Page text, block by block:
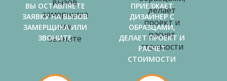
ВЫ ОСТАВЛЯЕТЕ
ЗАЯВКУ НА ВЫЗОВ
ЗАМЕРЩИКА ИЛИ
ЗВОНИТЕ
ПРИЕЗЖАЕТ
ДИЗАЙНЕР С
ОБРАЗЦАМИ,
ДЕЛАЕТ ПРОЕКТ И
РАСЧЕТ
СТОИМОСТИ